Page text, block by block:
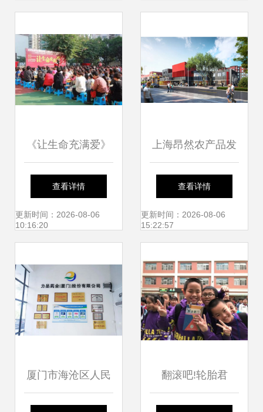
《让生命充满爱》
大型校园德育教育
主题演讲走进厦门
查看详情
更新时间：2026-08-06
10:16:20
上海昂然农产品发
展与厦门台博商务
达成合作
查看详情
更新时间：2026-08-06
15:22:57
厦门市海沧区人民 翻滚吧!轮胎君